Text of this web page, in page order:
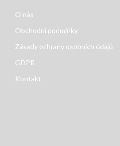
O nás
Obchodní podmínky
Zásady ochrany osobních údajů
GDPR
Kontakt